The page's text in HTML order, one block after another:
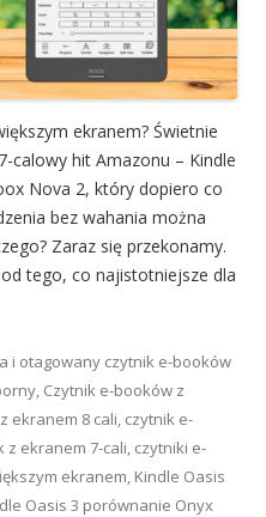
ekranem? Świetnie
calowy hit Amazonu – Kindle
Nova 2, który dopiero co
bez wahania można
Zaraz się przekonamy.
tego, co najistotniejsze dla
i otagowany czytnik e-booków
, Czytnik e-booków z
ekranem 8 cali, czytnik e-
z ekranem 7-cali, czytniki e-
ekranem, Kindle Oasis
Oasis 3 porównanie Onyx